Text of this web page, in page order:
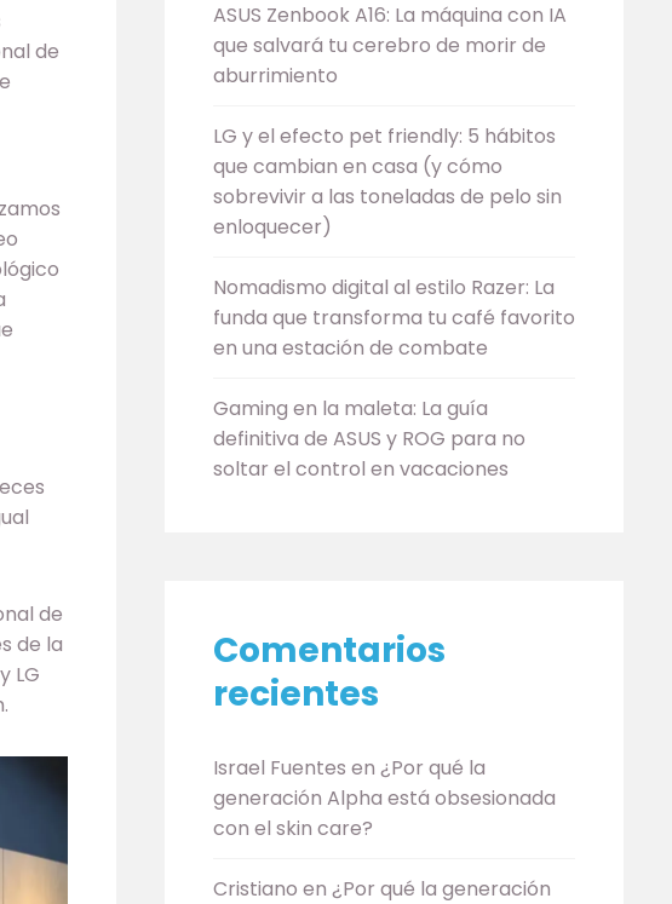
de
de
de la
LG
ASUS Zenbook A16: La máquina con IA
que salvará tu cerebro de morir de
aburrimiento
LG y el efecto pet friendly: 5 hábitos
que cambian en casa (y cómo
sobrevivir a las toneladas de pelo sin
enloquecer)
Nomadismo digital al estilo Razer: La
funda que transforma tu café favorito
en una estación de combate
Gaming en la maleta: La guía
definitiva de ASUS y ROG para no
soltar el control en vacaciones
Comentarios
recientes
Israel Fuentes en ¿Por qué la
generación Alpha está obsesionada
con el skin care?
Cristiano en ¿Por qué la generación